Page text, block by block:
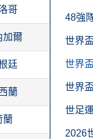
哥
加爾
廷
蘭
蘭
48強
世界
世界
世界
世足
2026